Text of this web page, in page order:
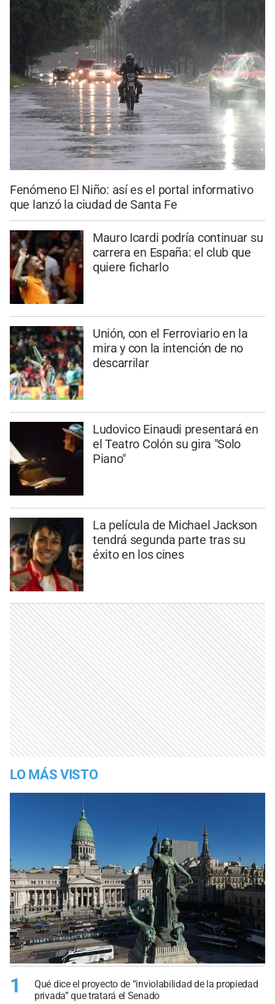
Fenómeno El Niño: así es el portal informativo
que lanzó la ciudad de Santa Fe
Mauro Icardi podría continuar su
carrera en España: el club que
quiere ficharlo
Unión, con el Ferroviario en la
mira y con la intención de no
descarrilar
Ludovico Einaudi presentará en
el Teatro Colón su gira "Solo
Piano"
La película de Michael Jackson
tendrá segunda parte tras su
éxito en los cines
LO MÁS VISTO
1
Qué dice el proyecto de “inviolabilidad de la propiedad
privada” que tratará el Senado